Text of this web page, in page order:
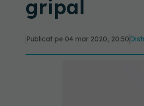
gripal
Publicat pe 04 mar 2020, 20:50